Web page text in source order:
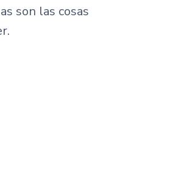
son las cosas